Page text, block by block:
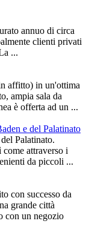
annuo di circa
clienti privati
...
affitto) in un'ottima
ampia sala da
è offerta ad un ...
e del Palatinato
Palatinato.
attraverso i
da piccoli ...
con successo da
grande città
con un negozio